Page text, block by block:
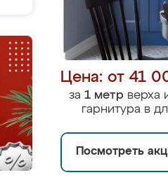
Цена: от 41
за 1 метр верха
гарнитура в
Посмотреть